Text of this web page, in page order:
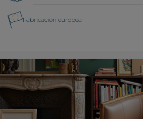
Fabricación europea